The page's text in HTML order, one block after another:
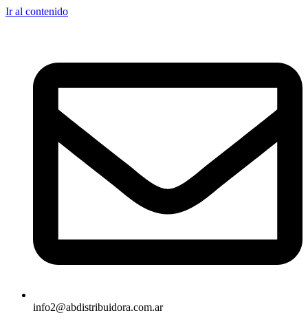
Ir al contenido
info2@abdistribuidora.com.ar